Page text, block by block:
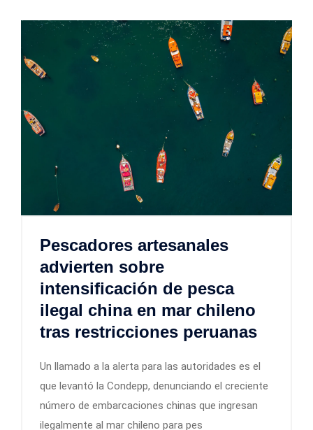
Pescadores artesanales
advierten sobre
intensificación de pesca
ilegal china en mar chileno
tras restricciones peruanas
Un llamado a la alerta para las autoridades es el
que levantó la Condepp, denunciando el creciente
número de embarcaciones chinas que ingresan
ilegalmente al mar chileno para pes